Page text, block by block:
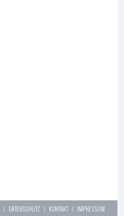
| DATENSCHUTZ | KONTAKT| IMPRESSUM